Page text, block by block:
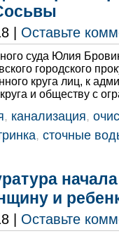
| Оставьте
суда Юлия
городского
круга лиц, к
и обществу с
, канализация,
, сточные
и
| Оставьте